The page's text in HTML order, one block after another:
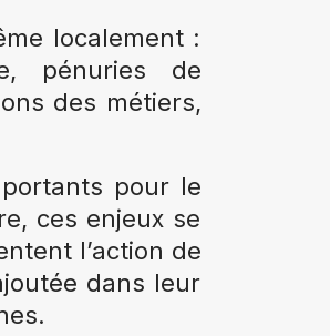
localement :
pénuries de
des métiers,
pour le
ces enjeux se
l’action de
dans leur